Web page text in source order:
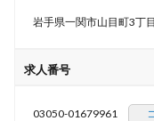
岩手県一関市山目町3丁
求人番号
03050-01679961